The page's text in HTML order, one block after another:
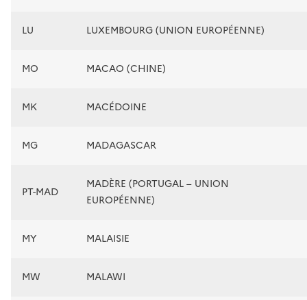
LU LUXEMBOURG (UNION EUROPÉENNE)
MO MACAO (CHINE)
MK MACÉDOINE
MG MADAGASCAR
PT-MAD
MADÈRE (PORTUGAL – UNION
EUROPÉENNE)
MY MALAISIE
MW MALAWI